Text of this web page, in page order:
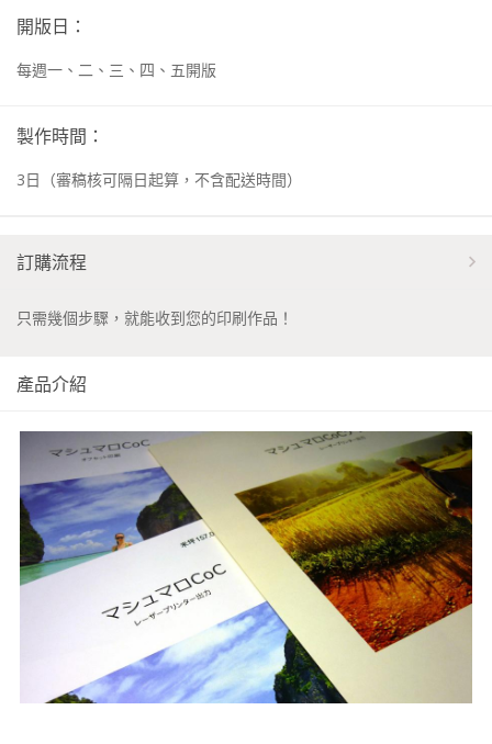
開版日：
每週一、二、三、四、五開版
製作時間：
3日 （審稿核可隔日起算，不含配送時間）
訂購流程
只需幾個步驟，就能收到您的印刷作品！
產品介紹